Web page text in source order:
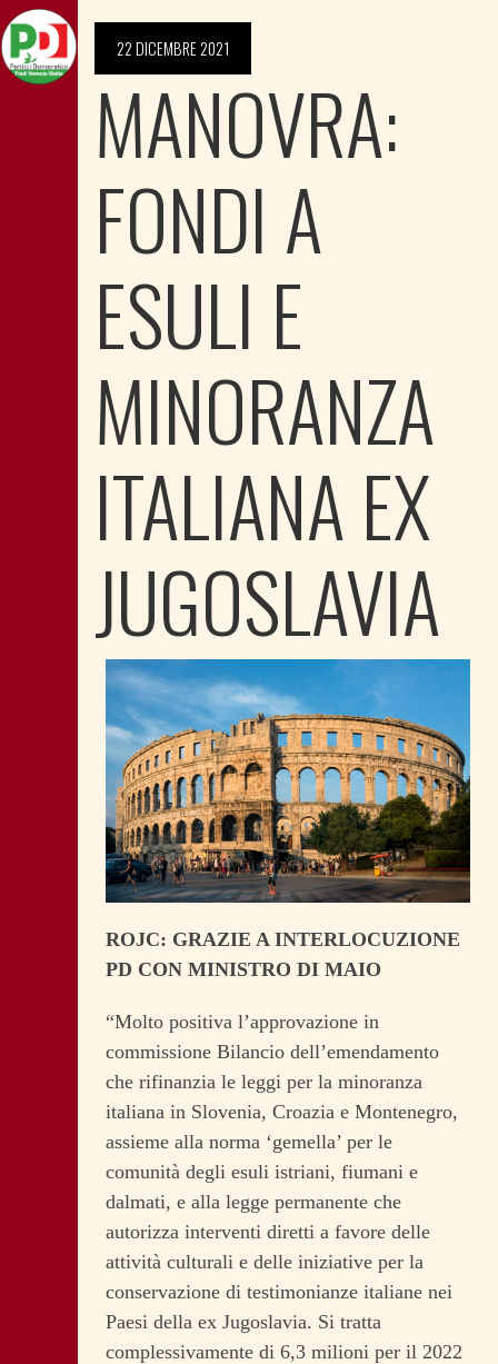
22 DICEMBRE 2021
MANOVRA:
FONDI A
ESULI E
MINORANZA
ITALIANA EX
JUGOSLAVIA
ROJC: GRAZIE A INTERLOCUZIONE
PD CON MINISTRO DI MAIO
“Molto positiva l’approvazione in
commissione Bilancio dell’emendamento
che rifinanzia le leggi per la minoranza
italiana in Slovenia, Croazia e Montenegro,
assieme alla norma ‘gemella’ per le
comunità degli esuli istriani, fiumani e
dalmati, e alla legge permanente che
autorizza interventi diretti a favore delle
attività culturali e delle iniziative per la
conservazione di testimonianze italiane nei
Paesi della ex Jugoslavia. Si tratta
complessivamente di 6,3 milioni per il 2022